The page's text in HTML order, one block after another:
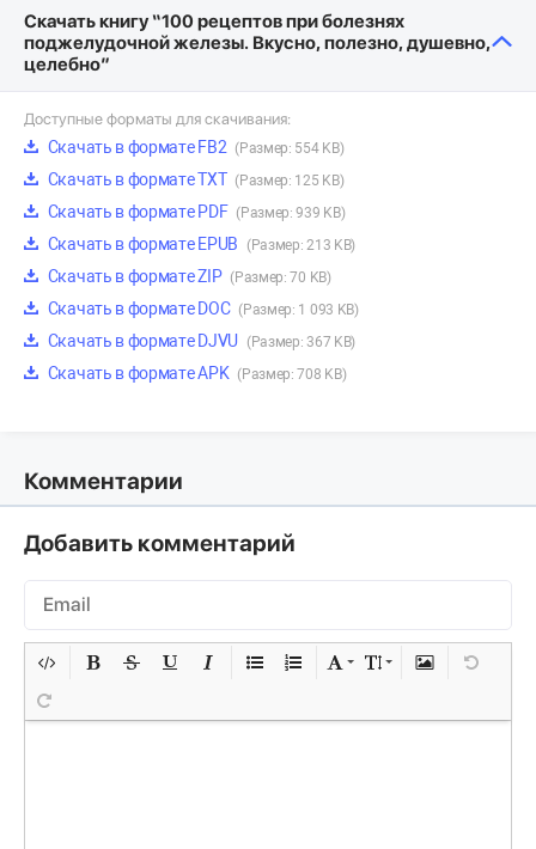
Скачать книгу “100 рецептов при болезнях
поджелудочной железы. Вкусно, полезно, душевно,
целебно”
Доступные форматы для скачивания:
Скачать в формате FB2 (Размер: 554 KB)
Скачать в формате TXT (Размер: 125 KB)
Скачать в формате PDF (Размер: 939 KB)
Скачать в формате EPUB (Размер: 213 KB)
Скачать в формате ZIP (Размер: 70 KB)
Скачать в формате DOC (Размер: 1 093 KB)
Скачать в формате DJVU (Размер: 367 KB)
Скачать в формате APK (Размер: 708 KB)
Комментарии
Добавить комментарий